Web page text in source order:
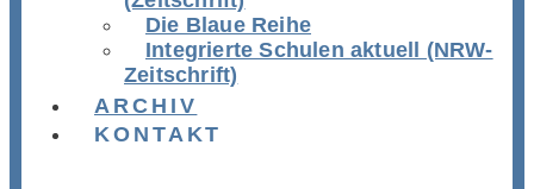
Die Blaue Reihe
Integrierte Schulen aktuell (NRW-
Zeitschrift)
ARCHIV
KONTAKT